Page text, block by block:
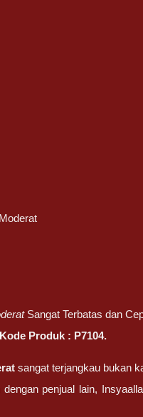
Sangat Terbatas dan
Kode Produk : P7104.
sangat terjangkau bukan
penjual lain,